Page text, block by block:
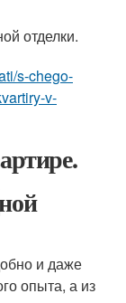
отделки.
s-chego-
v-
и даже
опыта, а из